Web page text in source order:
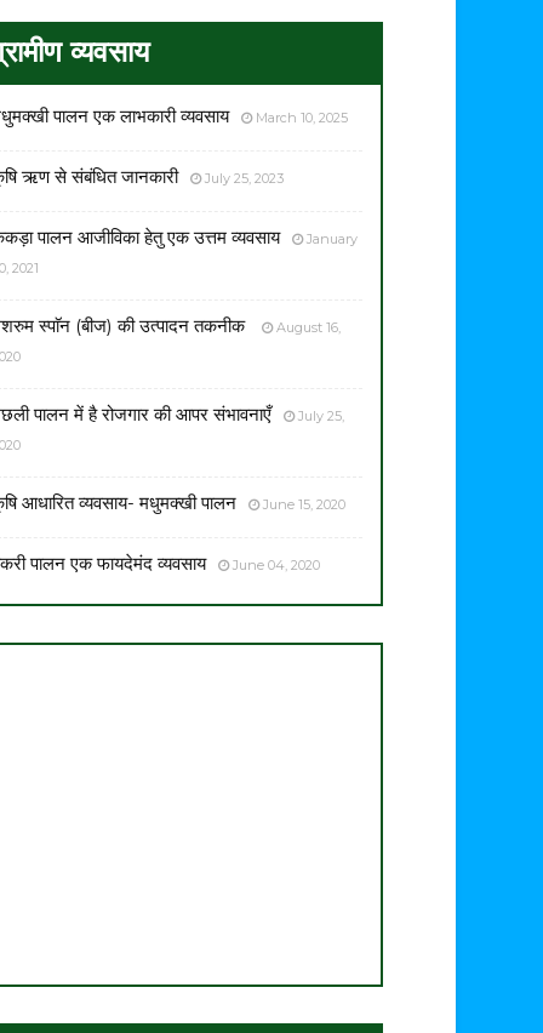
व्यवसाय
पालन एक लाभकारी व्यवसाय March 10, 2025
ऋण से संबंधित जानकारी July 25, 2023
पालन आजीविका हेतु एक उत्तम व्यवसाय
January
2021
स्पाॅन (बीज) की उत्पादन तकनीक
August 16,
पालन में है रोजगार की आपर संभावनाएँ
July 25,
आधारित व्यवसाय- मधुमक्खी पालन June 15, 2020
पालन एक फायदेमंद व्यवसाय June 04, 2020